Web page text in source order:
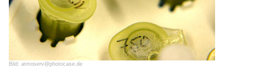
Bild: atmoserv@photocase.de